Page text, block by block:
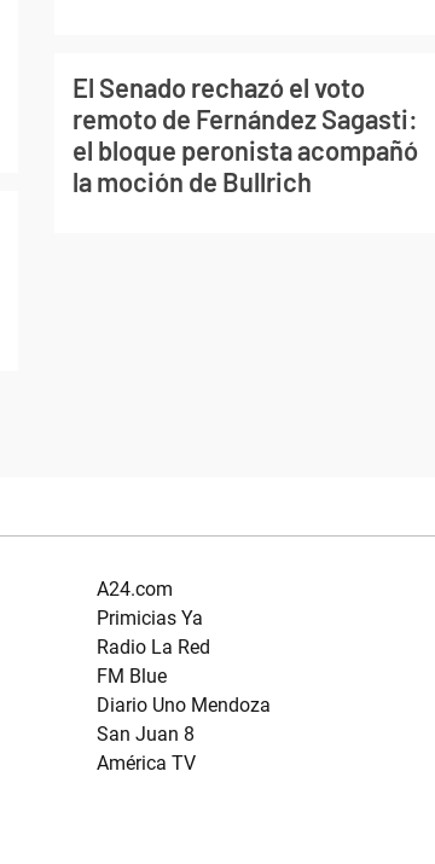
El Senado rechazó el voto
remoto de Fernández Sagasti:
el bloque peronista acompañó
la moción de Bullrich
A24.com
Primicias Ya
Radio La Red
FM Blue
Diario Uno Mendoza
San Juan 8
América TV